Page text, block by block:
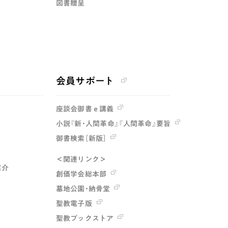
図書贈呈
介
会員サポート
座談会御書ｅ講義
小説『新・人間革命』『人間革命』要旨
御書検索［新版］
＜関連リンク＞
創価学会総本部
墓地公園・納骨堂
聖教電子版
聖教ブックストア